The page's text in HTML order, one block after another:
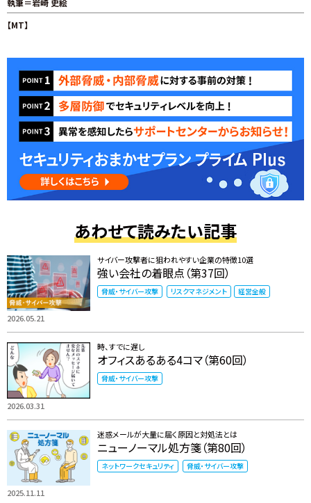
執筆＝岩崎 史絵
【MT】
あわせて読みたい記事
2026.05.21
サイバー攻撃者に狙われやすい企業の特徴10選
強い会社の着眼点（第37回）
脅威・サイバー攻撃 リスクマネジメント 経営全般
2026.03.31
時、すでに遅し
オフィスあるある4コマ（第60回）
脅威・サイバー攻撃
2025.11.11
迷惑メールが大量に届く原因と対処法とは
ニューノーマル処方箋（第80回）
ネットワークセキュリティ 脅威・サイバー攻撃